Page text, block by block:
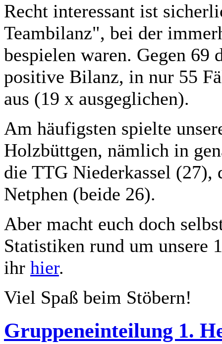
Recht interessant ist
Teambilanz", bei der
bespielen waren. Gegen 69
positive Bilanz, in nur 55
aus (19 x ausgeglichen).
Am häufigsten spielte
Holzbüttgen, nämlich in
die TTG Niederkassel
Netphen (beide 26).
Aber macht euch doch
Statistiken rund um unsere
ihr hier.
Viel Spaß beim Stöbern!
Gruppeneinteilung 1.